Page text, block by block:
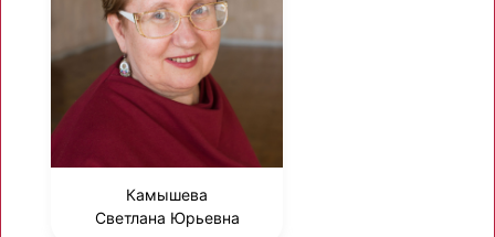
Камышева
Светлана Юрьевна